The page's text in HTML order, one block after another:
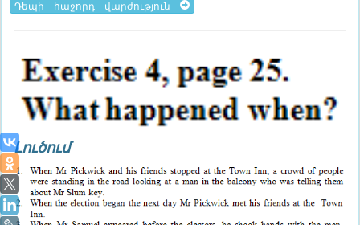
Դեպի հաջորդ վարժություն
Լուծում